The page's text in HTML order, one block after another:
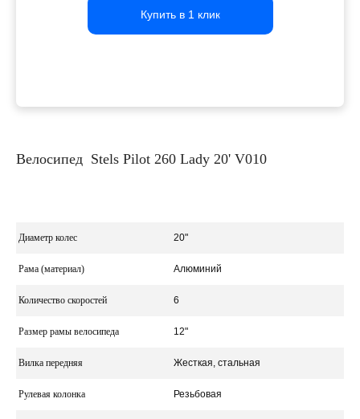
Купить в 1 клик
Купить в 1 клик
Купить в 1 клик
Велосипед Stels Pilot 260 Lady 20' V010
Диаметр колес 20"
Рама (материал) Алюминий
Количество скоростей 6
Размер рамы велосипеда 12"
Вилка передняя Жесткая, стальная
Рулевая колонка Резьбовая